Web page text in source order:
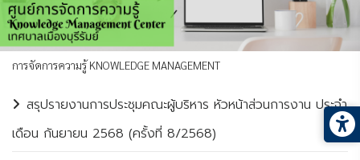
การจัดการความรู้ KNOWLEDGE MANAGEMENT
สรุปรายงานการประชุมคณะผู้บริหาร หัวหน้าส่วนการงาน ประจำ
เดือน กันยายน 2568 (ครั้งที่ 8/2568)